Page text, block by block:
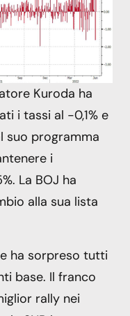
Kuroda ha
i tassi al -0,1% e
suo programma
i
La BOJ ha
alla sua lista
ha sorpreso tutti
base. Il franco
rally nei